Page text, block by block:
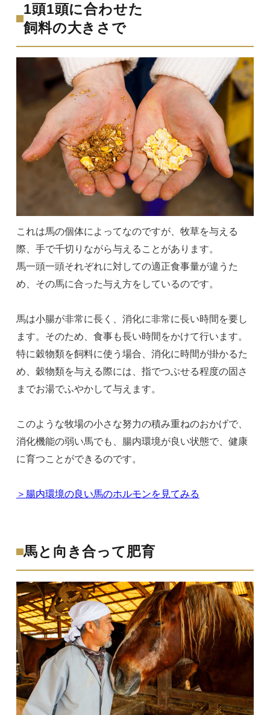
1頭1頭に合わせた
飼料の大きさで
これは馬の個体によってなのですが、牧草を与える
際、手で千切りながら与えることがあります。
馬一頭一頭それぞれに対しての適正食事量が違うた
め、その馬に合った与え方をしているのです。
馬は小腸が非常に長く、消化に非常に長い時間を要し
ます。そのため、食事も長い時間をかけて行います。
特に穀物類を飼料に使う場合、消化に時間が掛かるた
め、穀物類を与える際には、指でつぶせる程度の固さ
までお湯でふやかして与えます。
このような牧場の小さな努力の積み重ねのおかげで、
消化機能の弱い馬でも、腸内環境が良い状態で、健康
に育つことができるのです。
＞腸内環境の良い馬のホルモンを見てみる
馬と向き合って肥育